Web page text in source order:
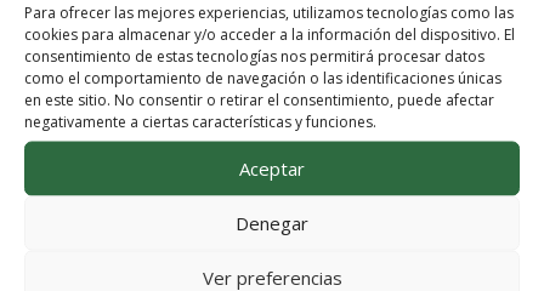
Para ofrecer las mejores experiencias, utilizamos tecnologías como las
cookies para almacenar y/o acceder a la información del dispositivo. El
consentimiento de estas tecnologías nos permitirá procesar datos
como el comportamiento de navegación o las identificaciones únicas
en este sitio. No consentir o retirar el consentimiento, puede afectar
negativamente a ciertas características y funciones.
Aceptar
Denegar
Ver preferencias
Publicado en: Departamento de Servicios , Planes y proyectos
Tablón de Acción Internacional ,Tablón de Actividades
Extracurriculares,Tablón de alumnado y familias , Tablón de
Convivencia , Tablón de Erasmus+, Tablón de novedades , Tablón
de Orientación , Tablón de Planes,Tablón de Planes y Proyectos
Tablón de Programas
Tablón Dpto. de Servicios Socioculturales